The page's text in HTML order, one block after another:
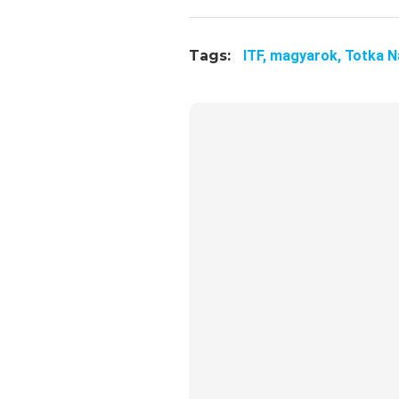
Tags: ITF, magyarok, Totka